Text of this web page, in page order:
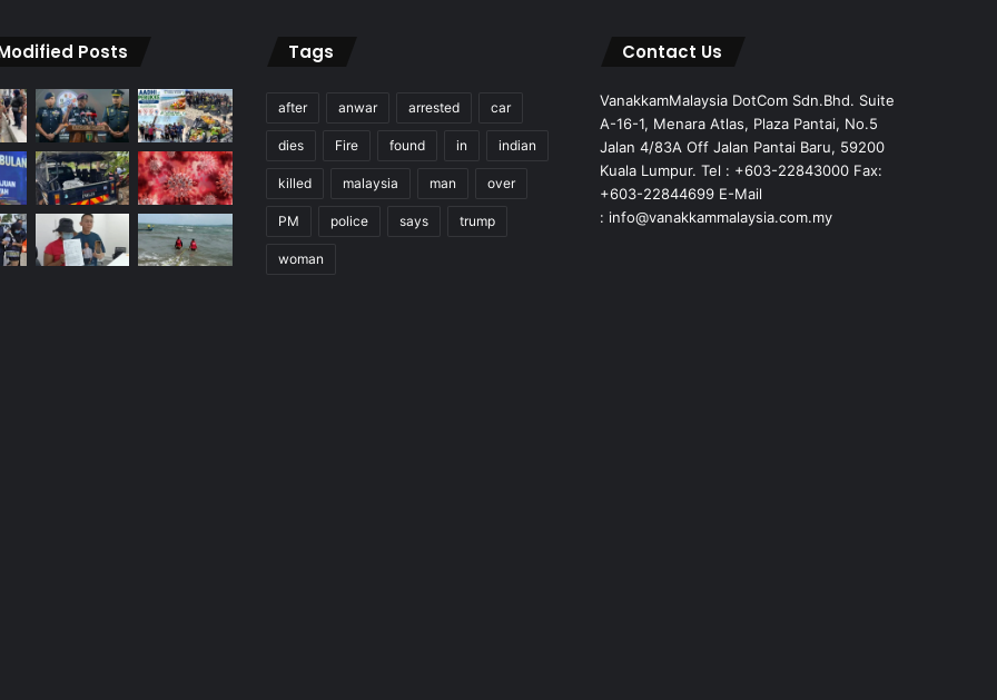
Posts Tags
after anwar arrested car
dies Fire found in indian
killed malaysia man over
PM police says trump
woman
Contact Us
VanakkamMalaysia DotCom Sdn.Bhd. Suite
A-16-1, Menara Atlas, Plaza Pantai, No.5
Jalan 4/83A Off Jalan Pantai Baru, 59200
Kuala Lumpur. Tel : +603-22843000 Fax:
+603-22844699 E-Mail
: info@vanakkammalaysia.com.my